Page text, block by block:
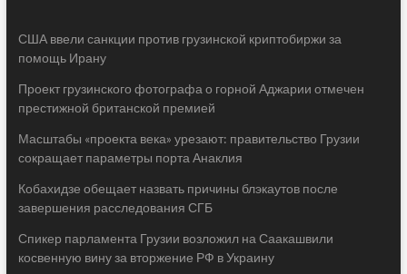
США ввели санкции против грузинской криптобиржи за
помощь Ирану
Проект грузинского фотографа о горной Аджарии отмечен
престижной британской премией
Масштабы «проекта века» урезают: правительство Грузии
сокращает параметры порта Анаклия
Кобахидзе обещает назвать причины блэкаутов после
завершения расследования СГБ
Спикер парламента Грузии возложил на Саакашвили
косвенную вину за вторжение РФ в Украину